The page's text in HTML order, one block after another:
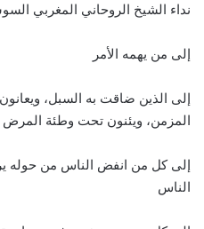
نداء الشيخ الروحاني المغربي
إلى من يهمه الأمر
إلى الذين ضاقت به السبل،
المزمن، ويئنون تحت وطئة المرض
إلى كل من انفض الناس من حوله
الناس